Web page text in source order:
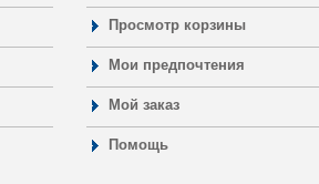
Просмотр корзины
Мои предпочтения
Мой заказ
Помощь